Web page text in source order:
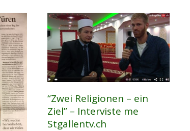
“Zwei Religionen – ein
Ziel” – Interviste me
Stgallentv.ch